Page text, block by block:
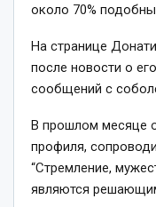
около 70%
На странице
после новости о
сообщений с
В прошлом месяце
профиля,
“Стремление,
являются